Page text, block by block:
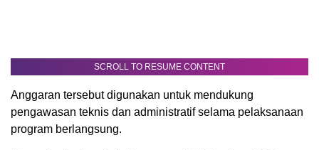
SCROLL TO RESUME CONTENT
Anggaran tersebut digunakan untuk mendukung
pengawasan teknis dan administratif selama pelaksanaan
program berlangsung.